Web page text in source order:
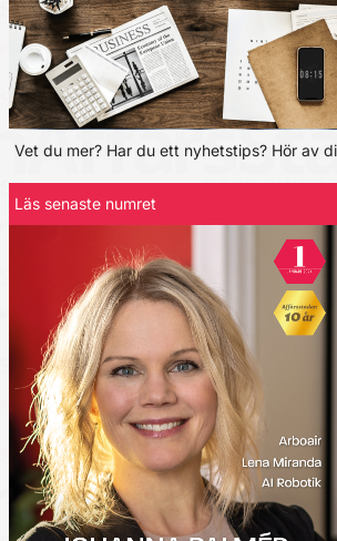
Vet du mer? Har du ett nyhetstips? Hör av
Läs senaste numret